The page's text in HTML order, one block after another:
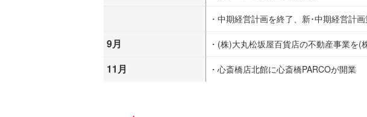
・中期経営計画を終了、新･中期経営計
9月 ・(株)大丸松坂屋百貨店の不動産事業を(
11月 ・心斎橋店北館に心斎橋PARCOが開業